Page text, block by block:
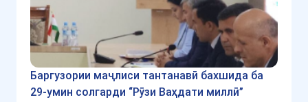
Баргузории маҷлиси тантанавӣ бахшида ба
29-умин солгарди “Рӯзи Ваҳдати миллӣ”